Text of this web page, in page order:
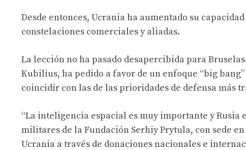
Desde entonces, Ucrania ha aumentado su
constelaciones comerciales y aliadas.
La lección no ha pasado desapercibida para
Kubilius, ha pedido a favor de un enfoque “big
coincidir con las de las prioridades de defensa más
“La inteligencia espacial es muy importante y Rusia
militares de la Fundación Serhiy Prytula, con sede
Ucrania a través de donaciones nacionales e